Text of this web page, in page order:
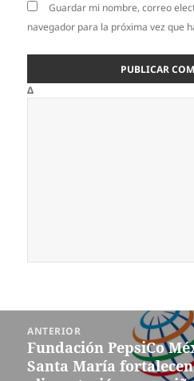
Guardar mi nombre, correo
navegador para la próxima vez que
Δ
entradas
ANTERIOR
Entrada
anterior:
Fundación PepsiCo
Santa María fortalecen